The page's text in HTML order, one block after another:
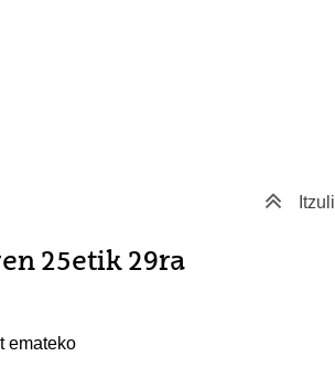
Itzuli
25etik 29ra
emateko